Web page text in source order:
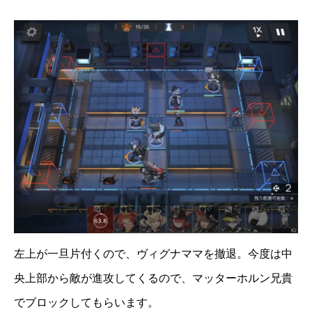
左上が一旦片付くので、ヴィグナママを撤退。今度は中
央上部から敵が進攻してくるので、マッターホルン兄貴
でブロックしてもらいます。